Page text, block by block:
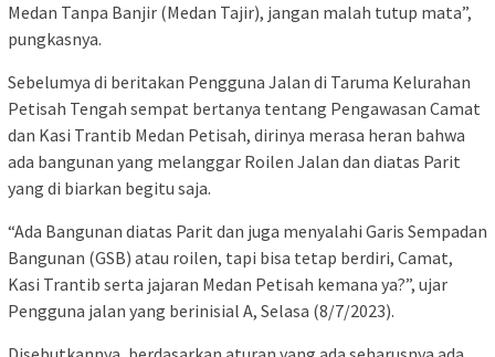
Medan Tanpa Banjir (Medan Tajir), jangan malah tutup mata”,
pungkasnya.
Sebelumya di beritakan Pengguna Jalan di Taruma Kelurahan
Petisah Tengah sempat bertanya tentang Pengawasan Camat
dan Kasi Trantib Medan Petisah, dirinya merasa heran bahwa
ada bangunan yang melanggar Roilen Jalan dan diatas Parit
yang di biarkan begitu saja.
“Ada Bangunan diatas Parit dan juga menyalahi Garis Sempadan
Bangunan (GSB) atau roilen, tapi bisa tetap berdiri, Camat,
Kasi Trantib serta jajaran Medan Petisah kemana ya?”, ujar
Pengguna jalan yang berinisial A, Selasa (8/7/2023).